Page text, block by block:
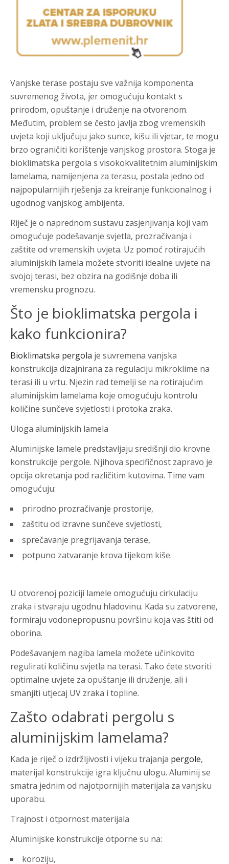
Vanjske terase postaju sve važnija komponenta
suvremenog života, jer omogućuju kontakt s
prirodom, opuštanje i druženje na otvorenom.
Međutim, problem se često javlja zbog vremenskih
uvjeta koji uključuju jako sunce, kišu ili vjetar, te mogu
brzo ograničiti korištenje vanjskog prostora. Stoga je
bioklimatska pergola s visokokvalitetnim aluminijskim
lamelama, namijenjena za terasu, postala jedno od
najpopularnijih rješenja za kreiranje funkcionalnog i
ugodnog vanjskog ambijenta.
Riječ je o naprednom sustavu zasjenjivanja koji vam
omogućuje podešavanje svjetla, prozračivanja i
zaštite od vremenskih uvjeta. Uz pomoć rotirajućih
aluminijskih lamela možete stvoriti idealne uvjete na
svojoj terasi, bez obzira na godišnje doba ili
vremensku prognozu.
Što je bioklimatska pergola i
kako funkcionira?
Bioklimatska pergola je suvremena vanjska
konstrukcija dizajnirana za regulaciju mikroklime na
terasi ili u vrtu. Njezin rad temelji se na rotirajućim
aluminijskim lamelama koje omogućuju kontrolu
količine sunčeve svjetlosti i protoka zraka.
Uloga aluminijskih lamela
Aluminijske lamele predstavljaju središnji dio krovne
konstrukcije pergole. Njihova specifičnost zapravo je
opcija okretanja pod različitim kutovima. Time vam
omogućuju:
prirodno prozračivanje prostorije,
zaštitu od izravne sunčeve svjetlosti,
sprečavanje pregrijavanja terase,
potpuno zatvaranje krova tijekom kiše.
U otvorenoj poziciji lamele omogućuju cirkulaciju
zraka i stvaraju ugodnu hladovinu. Kada su zatvorene,
formiraju vodonepropusnu površinu koja vas štiti od
oborina.
Podešavanjem nagiba lamela možete učinkovito
regulirati količinu svjetla na terasi. Tako ćete stvoriti
optimalne uvjete za opuštanje ili druženje, ali i
smanjiti utjecaj UV zraka i topline.
Zašto odabrati pergolu s
aluminijskim lamelama?
Kada je riječ o izdržljivosti i vijeku trajanja pergole,
materijal konstrukcije igra ključnu ulogu. Aluminij se
smatra jednim od najotpornijih materijala za vanjsku
uporabu.
Trajnost i otpornost materijala
Aluminijske konstrukcije otporne su na:
koroziju,